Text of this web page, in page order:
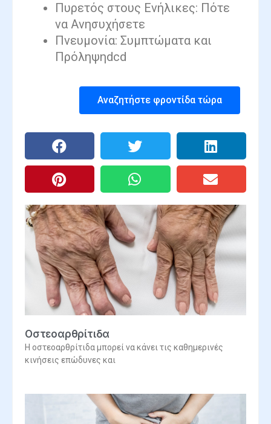
Πυρετός στους Ενήλικες: Πότε
να Ανησυχήσετε
Πνευμονία: Συμπτώματα και
Πρόληψηdcd
Αναζητήστε φροντίδα τώρα
Οστεοαρθρίτιδα
Η οστεοαρθρίτιδα μπορεί να κάνει τις καθημερινές
κινήσεις επώδυνες και